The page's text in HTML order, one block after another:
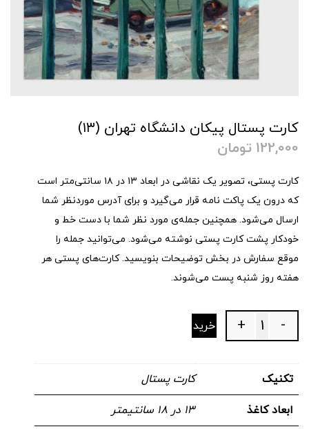
کارت پستال پیکان دانشگاه تهران (۱۳)
122,000 تومان
کارت پستی، تصویر یک نقاشی در ابعاد ۱۳ در ۱۸ سانتی‌متر است
که درون یک پاکت نامه قرار می‌گیرد و برای آدرس موردنظر شما
ارسال می‌شود. همچنین جمله‌ی مورد نظر شما با دست خط و
خودکار پشت کارت پستی نوشته می‌شود. می‌توانید جمله را
موقع سفارش در بخش توضیحات بنویسید. کارت‌های پستی هر
هفته روز شنبه پست می‌شوند.
Quantity -
+ خرید
تکنیک کارت پستال
ابعاد کاغذ ۱۳ در ۱۸ سانتیمتر